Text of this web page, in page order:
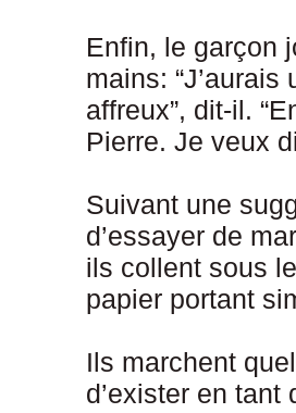
Enfin, le garçon
mains:
affreux”, dit-il.
Pierre. Je veux
Suivant une
d’essayer de
ils collent sous
papier portant
Ils marchent
d’exister en